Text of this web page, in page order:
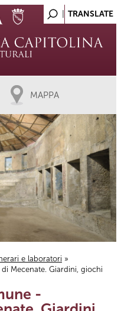
MAPPA
e laboratori »
Mecenate. Giardini, giochi
-